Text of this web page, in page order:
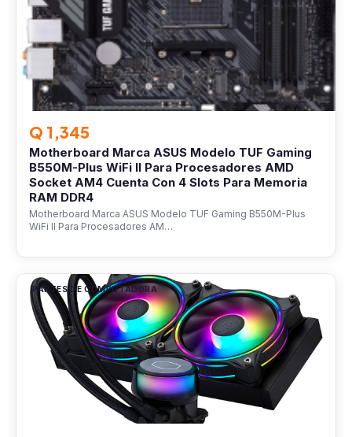
Q 1,345
Motherboard Marca ASUS Modelo TUF Gaming
B550M-Plus WiFi II Para Procesadores AMD
Socket AM4 Cuenta Con 4 Slots Para Memoria
RAM DDR4
Motherboard Marca ASUS Modelo TUF Gaming B550M-Plus
WiFi II Para Procesadores AM…
PARTES DE COMPUTADORA